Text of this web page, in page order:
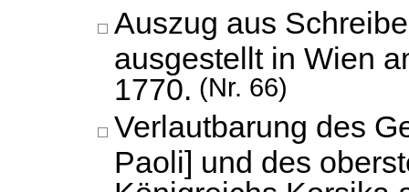
Auszug aus
ausgestellt in Wien
1770. (Nr. 66)
Verlautbarung des
Paoli] und des